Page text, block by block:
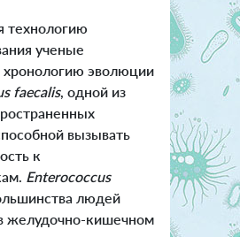
технологию
ученые
хронологию эволюции
faecalis, одной из
вызывать
к
Enterococcus
людей
желудочно-кишечном